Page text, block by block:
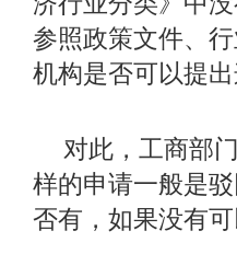
参照政策文件、
机构是否可以提
对此，工商部
样的申请一般是
否有，如果没有可